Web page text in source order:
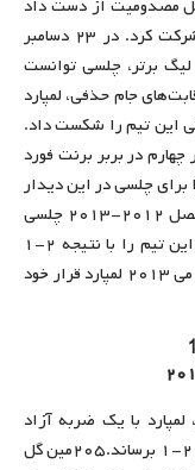
یورو ۲۰۱۲ را به دلیل مصدومیت از دست داد
ولی در تمامی بازی‌های فصل در این رقابت‌ها شرکت کرد. در ۲۳ دسامبر
لیگ برتر، چلسی توانست
جام حذفی، لمپارد
این تیم را شکست داد.
دور چهارم در بربر برنت فورد
۱۹۹مین گل خود را برای چلسی در این دیدار
به‌ثمر رساند. در فینال رقابت‌های لیگ اروپا در فصل ۲۰۱۲-۲۰۱۳ چلسی
با کاپیتانی لمپارد در مقابل بنفیکا قرار گرفت و این تیم را با نتیجه ۲-۱
مغلوب خود کرد و به قهرمانی دست یافت. در ۱۶ می ۲۰۱۳ لمپارد قرار خود
در لیگ برتر، لمپارد با یک ضربه آزاد
توانست چلسی را در برابر هال سیتی به پیروزی ۲-۱ برساند.۲۰۵مین گل